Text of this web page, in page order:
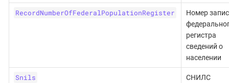
RecordNumberOfFederalPopulationRegister
Номер
регистра
сведений о
населении
Snils
СНИЛС